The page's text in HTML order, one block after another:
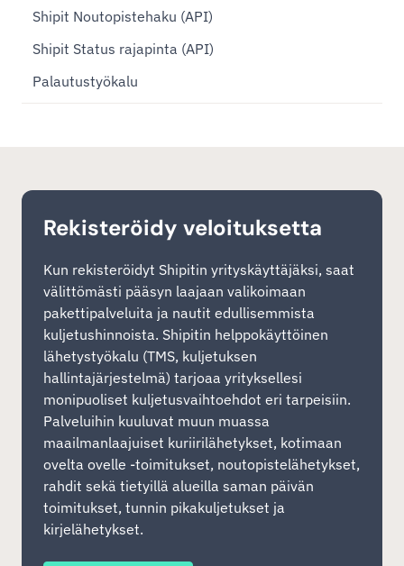
Shipit Noutopistehaku (API)
Shipit Status rajapinta (API)
Palautustyökalu
Rekisteröidy veloituksetta
Kun rekisteröidyt Shipitin yrityskäyttäjäksi, saat
välittömästi pääsyn laajaan valikoimaan
pakettipalveluita ja nautit edullisemmista
kuljetushinnoista. Shipitin helppokäyttöinen
lähetystyökalu (TMS, kuljetuksen
hallintajärjestelmä) tarjoaa yrityksellesi
monipuoliset kuljetusvaihtoehdot eri tarpeisiin.
Palveluihin kuuluvat muun muassa
maailmanlaajuiset kuriirilähetykset, kotimaan
ovelta ovelle -toimitukset, noutopistelähetykset,
rahdit sekä tietyillä alueilla saman päivän
toimitukset, tunnin pikakuljetukset ja
kirjelähetykset.